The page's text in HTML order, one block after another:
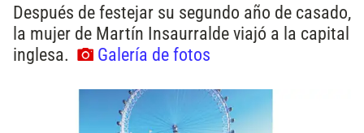
Después de festejar su segundo año de casado,
la mujer de Martín Insaurralde viajó a la capital
inglesa.
Galería de fotos